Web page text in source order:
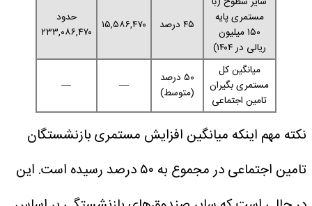
مستمری پایه
۱۵۰ میلیون
ریالی در ۱۴۰۴)
۴۵ درصد ۱۵,۵۸۶,۴۷۰
حدود
۲۳۳,۰۸۶,۴۷۰
میانگین کل
مستمری بگیران
تامین اجتماعی
۵۰ درصد
(متوسط)
—
—
نکته مهم اینکه میانگین افزایش مستمری بازنشستگان
تامین اجتماعی در مجموع به ۵۰ درصد رسیده است. این